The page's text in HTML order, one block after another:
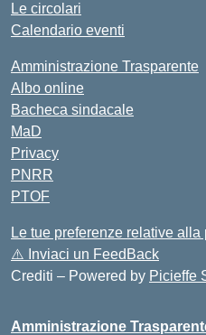
Le circolari
Calendario eventi
Amministrazione Trasparente
Albo online
Bacheca sindacale
MaD
Privacy
PNRR
PTOF
Le tue preferenze relative alla
⚠️ Inviaci un FeedBack
Crediti – Powered by Picieffe
Amministrazione